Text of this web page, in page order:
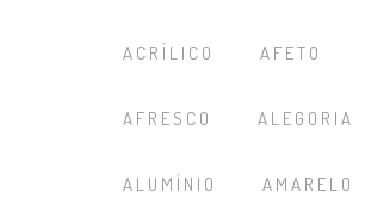
ACRÍLICO AFETO
AFRESCO ALEGORIA
ALUMÍNIO AMARELO